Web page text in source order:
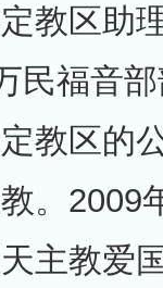
教区助
民福音
教区的
。2009
主教爱